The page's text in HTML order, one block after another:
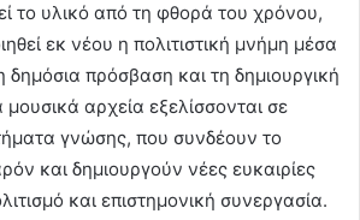
το υλικό από τη φθορά του χρόνου,
εκ νέου η πολιτιστική μνήμη μέσα
πρόσβαση και τη δημιουργική
αρχεία εξελίσσονται σε
γνώσης, που συνδέουν το
και δημιουργούν νέες ευκαιρίες
και επιστημονική συνεργασία.